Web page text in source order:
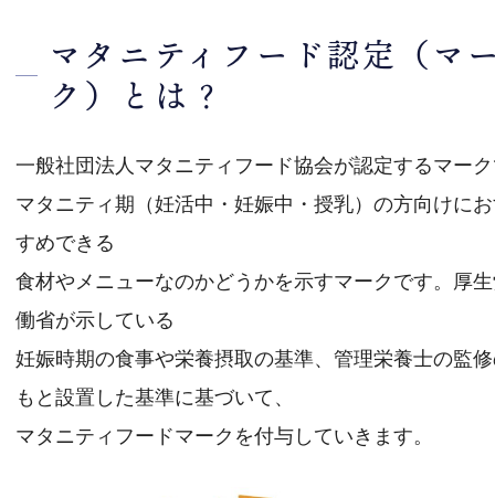
マタニティフード認定（マ
ク）とは？
一般社団法人マタニティフード協会が認定するマー
マタニティ期（妊活中・妊娠中・授乳）の方向けに
すめできる
食材やメニューなのかどうかを示すマークです。厚
働省が示している
妊娠時期の食事や栄養摂取の基準、管理栄養士の監
もと設置した基準に基づいて、
マタニティフードマークを付与していきます。